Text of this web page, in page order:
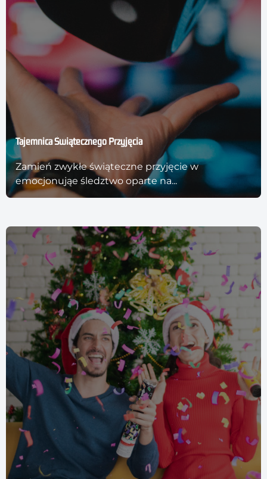
Tajemnica Świątecznego Przyjęcia
Zamień zwykłe świąteczne przyjęcie w
emocjonująe śledztwo oparte na...